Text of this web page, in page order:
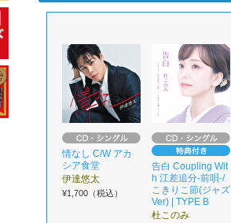
情なし C/W アカ
シア食堂
伊達悠太
¥1,700（税込）
告白 Coupling Wit
h 江差追分-前唄-/
こきりこ節(ジャズ
Ver) | TYPE B
杜このみ